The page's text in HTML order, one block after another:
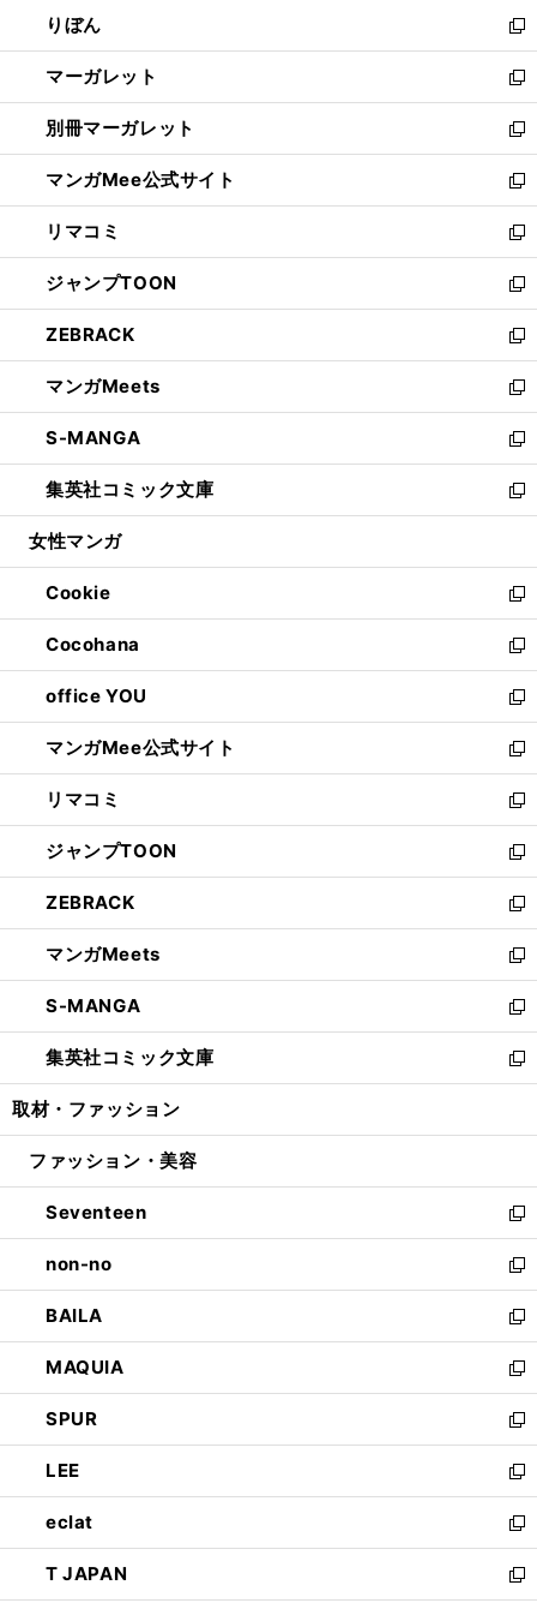
く
で
開
く
ド
ウ
で
開
く
ィ
ン
ド
ウ
で
開
く
りぼん
新
し
い
ウ
ィ
ン
ド
ウ
で
開
く
マーガレット
新
し
い
ウ
ィ
ン
ド
ウ
で
開
く
別冊マーガレット
新
し
い
ウ
ィ
ン
ド
ウ
で
開
く
マンガMee公式サイト
新
し
い
ウ
ィ
ン
ド
ウ
で
開
く
リマコミ
新
し
い
ウ
ィ
ン
ド
ウ
で
開
く
ジャンプTOON
新
し
い
ウ
ィ
ン
ド
ウ
で
開
ZEBRACK
新
し
い
ウ
ィ
ン
ド
ウ
開
く
マンガMeets
新
し
い
ウ
ィ
ン
ウ
で
開
く
S-MANGA
新
し
い
ウ
ン
ド
ウ
で
開
く
集英社コミック文庫
新
し
ウ
ィ
ン
ド
ウ
で
開
く
女性マンガ
Cookie
新
し
い
ウ
ィ
ン
ド
ウ
で
開
く
Cocohana
新
し
い
ウ
ィ
ン
ド
ウ
で
開
く
office YOU
新
し
い
ウ
ィ
ン
ド
ウ
で
開
く
マンガMee公式サイト
新
し
い
ウ
ィ
ン
ド
ウ
で
開
く
リマコミ
新
し
い
ウ
ィ
ン
ド
ウ
で
開
く
ジャンプTOON
新
し
い
ウ
ィ
ン
ド
ウ
で
開
ZEBRACK
新
し
い
ウ
ィ
ン
ド
ウ
開
マンガMeets
新
し
い
ウ
ィ
ン
ウ
開
く
S-MANGA
新
し
い
ウ
ン
ウ
で
開
く
集英社コミック文庫
新
し
ウ
ン
ド
ウ
で
開
く
取材・ファッション
ファッション・美容
Seventeen
新
し
い
ウ
ィ
ン
ド
ウ
で
開
く
non-no
新
し
い
ウ
ィ
ン
ド
ウ
で
開
く
BAILA
新
し
い
ウ
ィ
ン
ド
ウ
で
開
く
MAQUIA
新
し
い
ウ
ィ
ン
ド
ウ
で
開
SPUR
新
し
い
ウ
ィ
ン
ド
ウ
LEE
新
し
い
ウ
ィ
ン
eclat
新
し
い
ウ
T JAPAN
新
し